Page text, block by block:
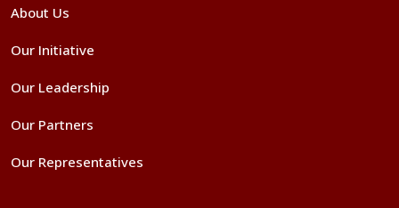
About Us
Our Initiative
Our Leadership
Our Partners
Our Representatives